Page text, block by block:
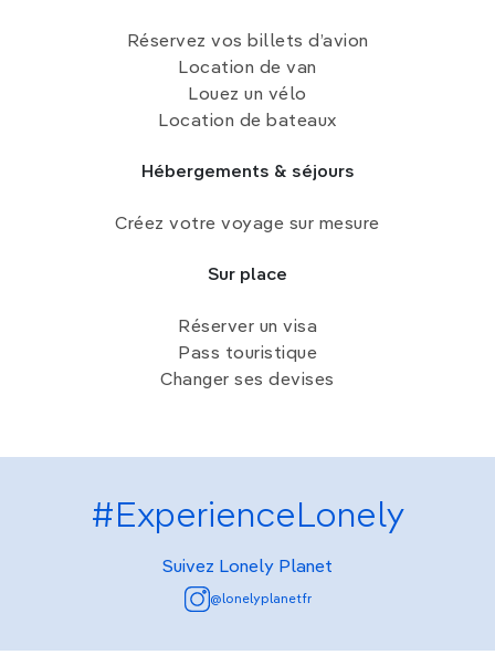
Réservez vos billets d’avion
Location de van
Louez un vélo
Location de bateaux
Hébergements & séjours
Créez votre voyage sur mesure
Sur place
Réserver un visa
Pass touristique
Changer ses devises
#ExperienceLonely
Suivez Lonely Planet
@lonelyplanetfr